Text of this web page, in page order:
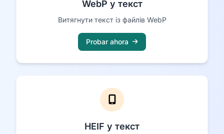
WebP у текст
Витягнути текст із файлів WebP
Probar ahora
HEIF у текст